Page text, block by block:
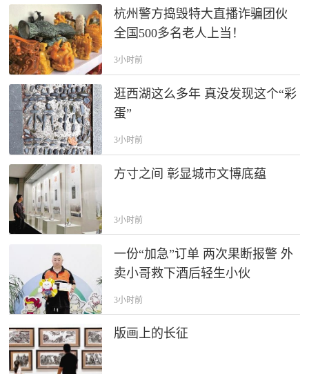
每一天 ”
杭州警方捣毁特大直播诈骗团伙
全国500多名老人上当！
3小时前
逛西湖这么多年 真没发现这个“彩
蛋”
3小时前
方寸之间 彰显城市文博底蕴
3小时前
一份“加急”订单 两次果断报警 外
卖小哥救下酒后轻生小伙
3小时前
版画上的长征